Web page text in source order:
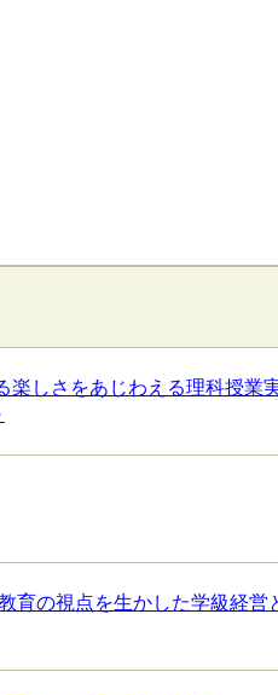
しさをあじわえる理科授業
育の視点を生かした学級経営